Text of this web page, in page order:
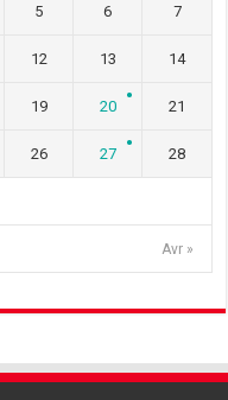
Avr »
5 6 7
12 13 14
19 20 21
26 27 28